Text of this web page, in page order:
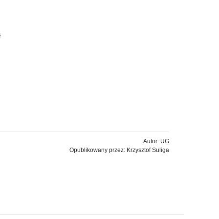
Autor: UG
Opublikowany przez: Krzysztof Suliga